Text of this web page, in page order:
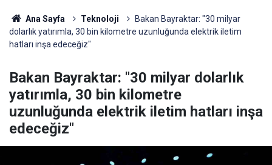
Ana Sayfa Teknoloji
Bakan Bayraktar: "30 milyar
dolarlık yatırımla, 30 bin kilometre uzunluğunda elektrik iletim
hatları inşa edeceğiz"
Bakan Bayraktar: "30 milyar dolarlık
yatırımla, 30 bin kilometre
uzunluğunda elektrik iletim hatları inşa
edeceğiz"